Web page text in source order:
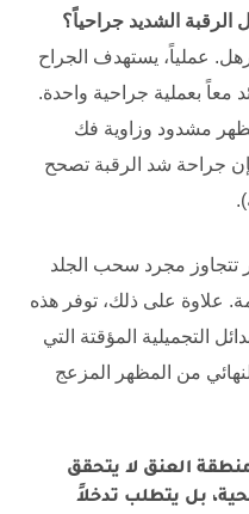
الرقبة الشديد جراحياً؟
عملياً، يستهدف الجراح
معاً بعملية جراحية واحدة.
مشدود وزاوية فك
جراحة شد الرقبة تصحح
تتجاوز مجرد سحب الجلد
علاوة على ذلك، توفر هذه
التجميلية المؤقتة التي
من المظهر المزعج
العنق لا يتحقق
بل يتطلب تدخلاً